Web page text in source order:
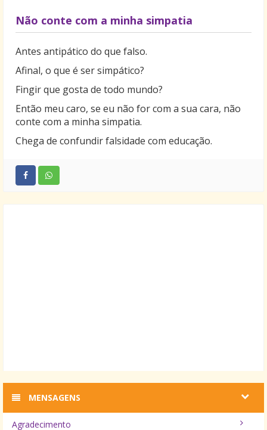
Não conte com a minha simpatia
Antes antipático do que falso.
Afinal, o que é ser simpático?
Fingir que gosta de todo mundo?
Então meu caro, se eu não for com a sua cara, não
conte com a minha simpatia.
Chega de confundir falsidade com educação.
MENSAGENS
Agradecimento